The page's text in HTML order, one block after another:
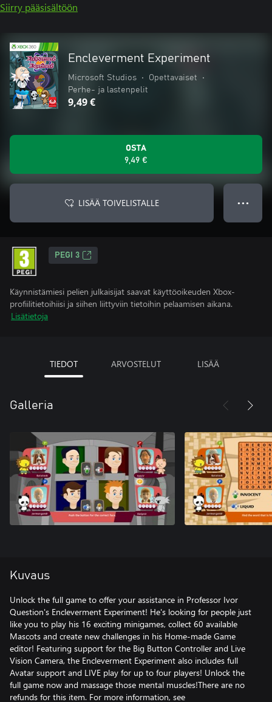
Siirry pääsisältöön
Encleverment Experiment
Microsoft Studios • Opettavaiset
•
Perhe- ja lastenpelit
9,49 €
OSTA
9,49 €
LISÄÄ TOIVELISTALLE ● ● ●
PEGI 3
Käynnistämiesi pelien julkaisijat saavat käyttöoikeuden Xbox-
profiilitietoihiisi ja siihen liittyviin tietoihin pelaamisen aikana.
Lisätietoja
TIEDOT ARVOSTELUT LISÄÄ
Galleria
Kuvaus
Unlock the full game to offer your assistance in Professor Ivor
Question's Encleverment Experiment! He's looking for people just
like you to play his 16 exciting minigames, collect 60 available
Mascots and create new challenges in his Home-made Game
editor! Featuring support for the Big Button Controller and Live
Vision Camera, the Encleverment Experiment also includes full
Avatar support and LIVE play for up to four players! Unlock the
full game now and massage those mental muscles!There are no
refunds for this item. For more information, see